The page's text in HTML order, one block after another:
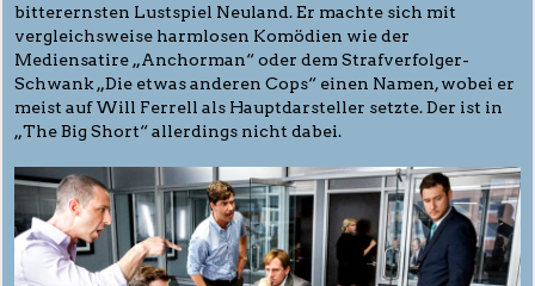
bitterernsten Lustspiel Neuland. Er machte sich mit
vergleichsweise harmlosen Komödien wie der
Mediensatire „Anchorman“ oder dem Strafverfolger-
Schwank „Die etwas anderen Cops“ einen Namen, wobei er
meist auf Will Ferrell als Hauptdarsteller setzte. Der ist in
„The Big Short“ allerdings nicht dabei.